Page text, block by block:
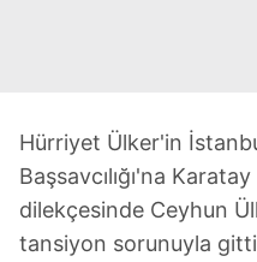
Hürriyet Ülker'in
Başsavcılığı'na
dilekçesinde Ceyhun
tansiyon sorunuyla